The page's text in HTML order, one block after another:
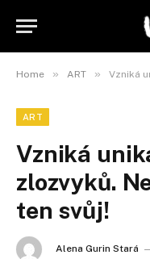
Home » ART » Vzniká
ART
Vzniká
zlozvyků.
ten svůj!
Alena Gurin Stará